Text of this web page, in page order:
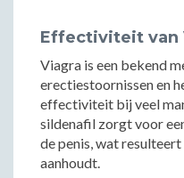
Effectiviteit van
Viagra is een bekend
erectiestoornissen en
effectiviteit bij veel
sildenafil zorgt voor
de penis, wat
aanhoudt.